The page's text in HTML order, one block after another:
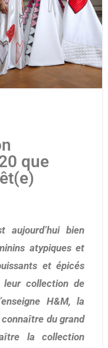
que
atypiques et
et épicés
leur collection de
H&M, la
du grand
la collection